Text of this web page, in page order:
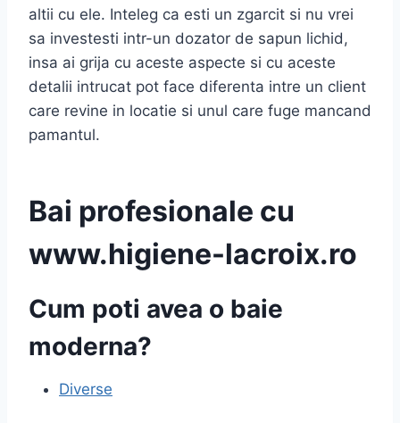
altii cu ele. Inteleg ca esti un zgarcit si nu vrei
sa investesti intr-un dozator de sapun lichid,
insa ai grija cu aceste aspecte si cu aceste
detalii intrucat pot face diferenta intre un client
care revine in locatie si unul care fuge mancand
pamantul.
Bai profesionale cu
www.higiene-lacroix.ro
Cum poti avea o baie
moderna?
Diverse